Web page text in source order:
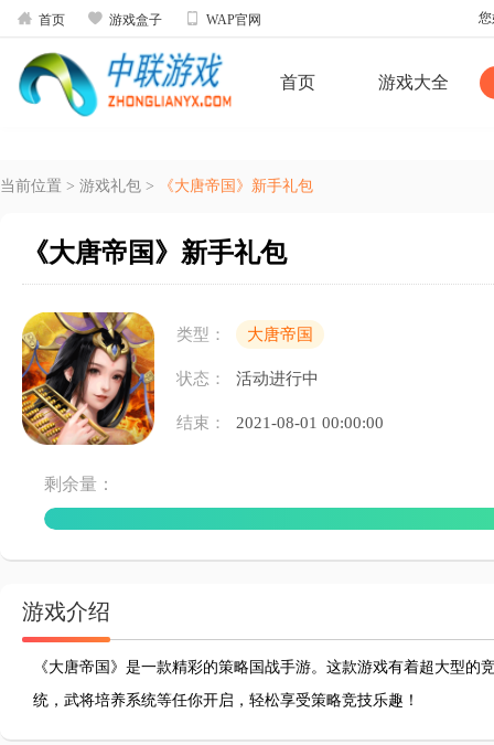
 首页  游戏盒子  WAP官网
首页 游戏大全
当前位置 > 游戏礼包 > 《大唐帝国》新手礼包
《大唐帝国》新手礼包
类型： 大唐帝国
状态： 活动进行中
结束： 2021-08-01 00:00:00
剩余量：
游戏介绍
《大唐帝国》是一款精彩的策略国战手游。这款游戏有着超大型
统，武将培养系统等任你开启，轻松享受策略竞技乐趣！